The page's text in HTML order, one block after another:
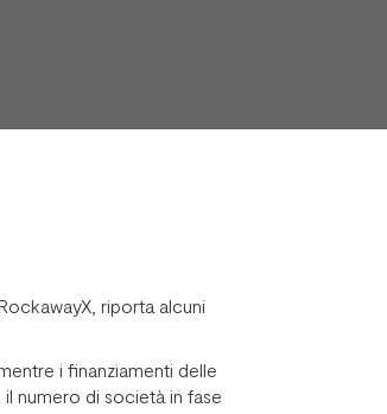
riporta alcuni
i finanziamenti delle
numero di società in fase